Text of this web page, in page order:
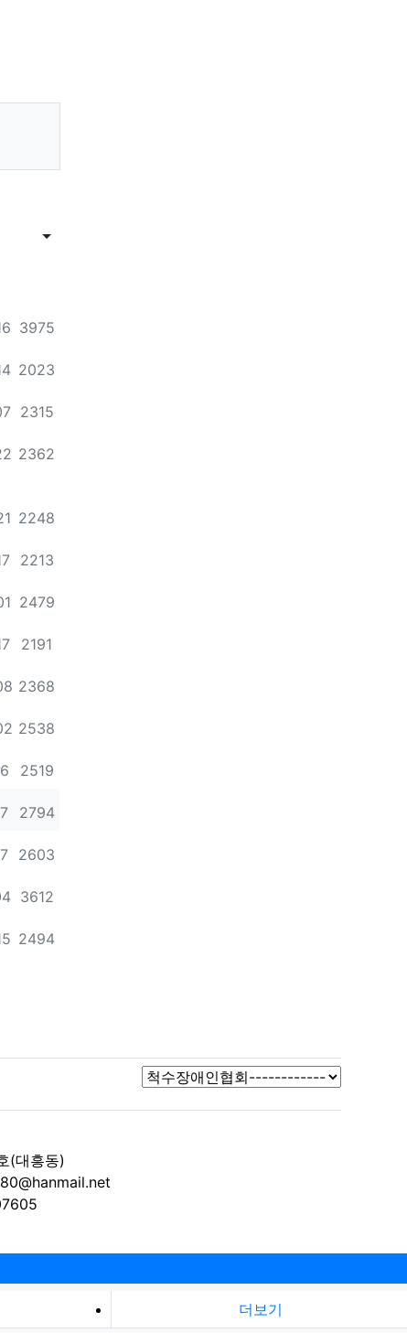
게시물 정렬
조회
3975
조회
2023
조회
2315
조회
2362
조회
2248
조회
2213
조회
2479
조회
2191
조회
2368
조회
2538
조회
2519
조회
2794
조회
2603
조회
3612
조회
2494
(대흥동)
더보기